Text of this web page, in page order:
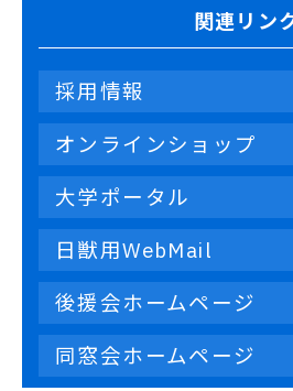
関連リン
採用情報
オンラインショップ
大学ポータル
日獣用WebMail
後援会ホームページ
同窓会ホームページ